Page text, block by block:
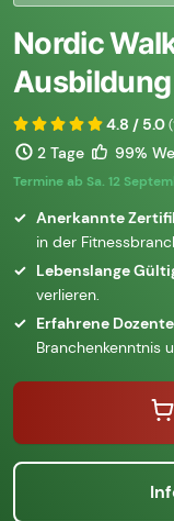
Nordic
4.8 / 5.0
2 Tage
99%
Termine ab Sa. 12
Anerkannte
in der
Lebenslange
verlieren.
Erfahrene
Branchenkenntnis